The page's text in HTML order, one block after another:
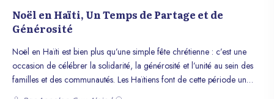
Noël en Haïti, Un Temps de Partage et de
Générosité
Noël en Haïti est bien plus qu’une simple fête chrétienne : c’est une
occasion de célébrer la solidarité, la générosité et l’unité au sein des
familles et des communautés. Les Haïtiens font de cette période un
moment de rassemblement, de partage et de réflexion sur les valeurs